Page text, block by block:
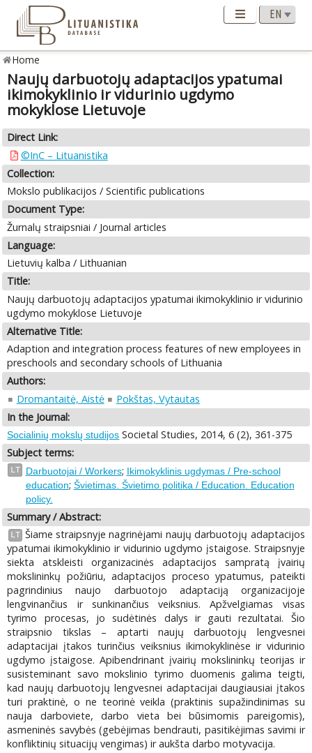
Home
Naujų darbuotojų adaptacijos ypatumai
ikimokyklinio ir vidurinio ugdymo
mokyklose Lietuvoje
Direct Link:
©InC – Lituanistika
Collection:
Mokslo publikacijos / Scientific publications
Document Type:
Žurnalų straipsniai / Journal articles
Language:
Lietuvių kalba / Lithuanian
Title:
Naujų darbuotojų adaptacijos ypatumai ikimokyklinio ir vidurinio
ugdymo mokyklose Lietuvoje
Alternative Title:
Adaption and integration process features of new employees in
preschools and secondary schools of Lithuania
Authors:
Dromantaitė, Aistė
Pokštas, Vytautas
In the Journal:
Socialinių mokslų studijos Societal Studies, 2014, 6 (2), 361-375
Subject terms:
LT Darbuotojai / Workers; Ikimokyklinis ugdymas / Pre-school
education; Švietimas. Švietimo politika / Education. Education
policy.
Summary / Abstract:
LT Šiame straipsnyje nagrinėjami naujų darbuotojų adaptacijos
ypatumai ikimokyklinio ir vidurinio ugdymo įstaigose. Straipsnyje
siekta atskleisti organizacinės adaptacijos sampratą įvairių
mokslininkų požiūriu, adaptacijos proceso ypatumus, pateikti
pagrindinius naujo darbuotojo adaptaciją organizacijoje
lengvinančius ir sunkinančius veiksnius. Apžvelgiamas visas
tyrimo procesas, jo sudėtinės dalys ir gauti rezultatai. Šio
straipsnio tikslas – aptarti naujų darbuotojų lengvesnei
adaptacijai įtakos turinčius veiksnius ikimokyklinėse ir vidurinio
ugdymo įstaigose. Apibendrinant įvairių mokslininkų teorijas ir
susisteminant savo mokslinio tyrimo duomenis galima teigti,
kad naujų darbuotojų lengvesnei adaptacijai daugiausiai įtakos
turi praktinė, o ne teorinė veikla (praktinis supažindinimas su
nauja darboviete, darbo vieta bei būsimomis pareigomis),
asmeninės savybės (gebėjimas bendrauti, pasitikėjimas savimi ir
konfliktinių situacijų vengimas) ir aukšta darbo motyvacija.